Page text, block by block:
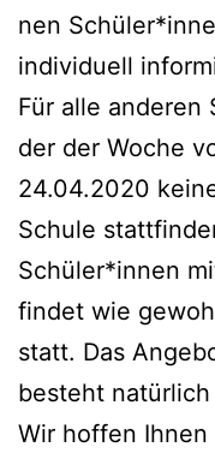
nen
indi­vi­du­ell
Für alle ande­ren
der der Woche
24.04.2020
Schu­le
Schüler*innen
fin­det wie
statt. Das
besteht
Wir hof­fen